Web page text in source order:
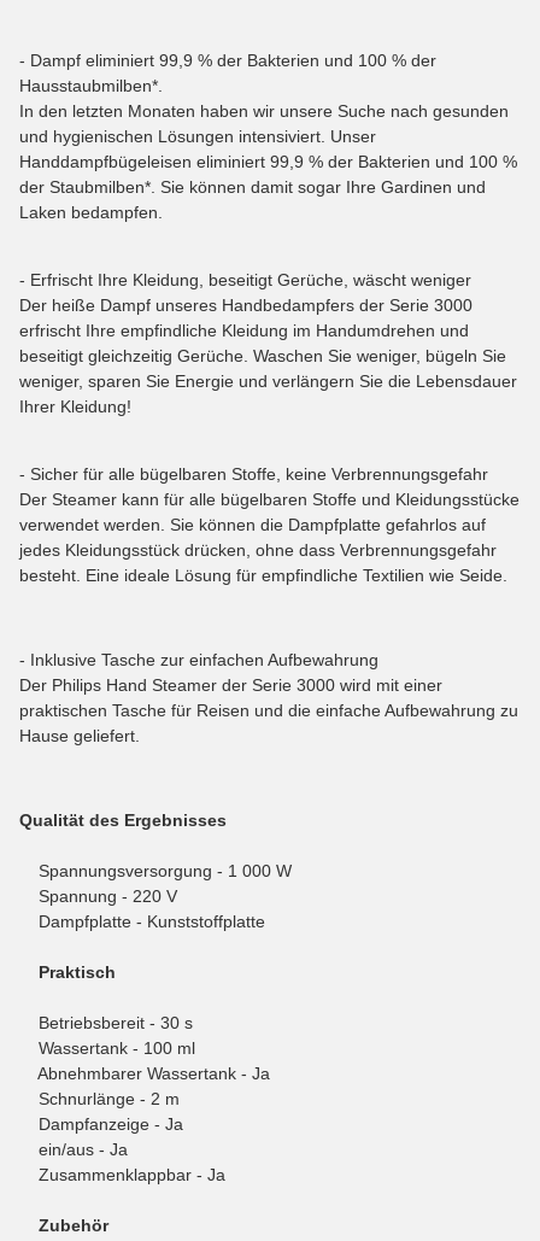
- Dampf eliminiert 99,9 % der Bakterien und 100 % der
Hausstaubmilben*.
In den letzten Monaten haben wir unsere Suche nach gesunden
und hygienischen Lösungen intensiviert. Unser
Handdampfbügeleisen eliminiert 99,9 % der Bakterien und 100 %
der Staubmilben*. Sie können damit sogar Ihre Gardinen und
Laken bedampfen.
- Erfrischt Ihre Kleidung, beseitigt Gerüche, wäscht weniger
Der heiße Dampf unseres Handbedampfers der Serie 3000
erfrischt Ihre empfindliche Kleidung im Handumdrehen und
beseitigt gleichzeitig Gerüche. Waschen Sie weniger, bügeln Sie
weniger, sparen Sie Energie und verlängern Sie die Lebensdauer
Ihrer Kleidung!
- Sicher für alle bügelbaren Stoffe, keine Verbrennungsgefahr
Der Steamer kann für alle bügelbaren Stoffe und Kleidungsstücke
verwendet werden. Sie können die Dampfplatte gefahrlos auf
jedes Kleidungsstück drücken, ohne dass Verbrennungsgefahr
besteht. Eine ideale Lösung für empfindliche Textilien wie Seide.
- Inklusive Tasche zur einfachen Aufbewahrung
Der Philips Hand Steamer der Serie 3000 wird mit einer
praktischen Tasche für Reisen und die einfache Aufbewahrung zu
Hause geliefert.
Qualität des Ergebnisses
Spannungsversorgung - 1 000 W
Spannung - 220 V
Dampfplatte - Kunststoffplatte
Praktisch
Betriebsbereit - 30 s
Wassertank - 100 ml
Abnehmbarer Wassertank - Ja
Schnurlänge - 2 m
Dampfanzeige - Ja
ein/aus - Ja
Zusammenklappbar - Ja
Zubehör